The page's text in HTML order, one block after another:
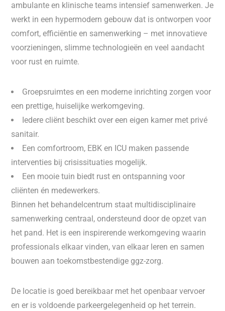
ambulante en klinische teams intensief samenwerken. Je
werkt in een hypermodern gebouw dat is ontworpen voor
comfort, efficiëntie en samenwerking – met innovatieve
voorzieningen, slimme technologieën en veel aandacht
voor rust en ruimte.
Groepsruimtes en een moderne inrichting zorgen voor
een prettige, huiselijke werkomgeving.
Iedere cliënt beschikt over een eigen kamer met privé
sanitair.
Een comfortroom, EBK en ICU maken passende
interventies bij crisissituaties mogelijk.
Een mooie tuin biedt rust en ontspanning voor
cliënten én medewerkers.
Binnen het behandelcentrum staat multidisciplinaire
samenwerking centraal, ondersteund door de opzet van
het pand. Het is een inspirerende werkomgeving waarin
professionals elkaar vinden, van elkaar leren en samen
bouwen aan toekomstbestendige ggz-zorg.
De locatie is goed bereikbaar met het openbaar vervoer
en er is voldoende parkeergelegenheid op het terrein.